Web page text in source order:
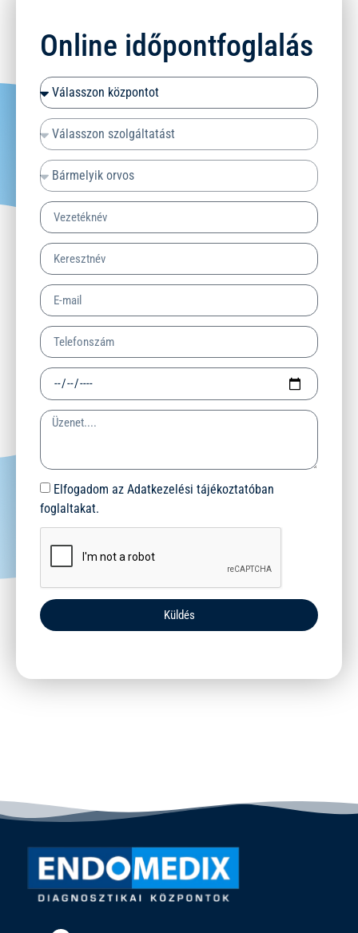
Online időpontfoglalás
Elfogadom az Adatkezelési tájékoztatóban
foglaltakat.
Küldés